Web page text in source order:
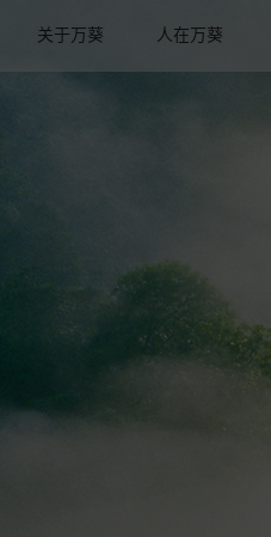
关于万葵 人在万葵